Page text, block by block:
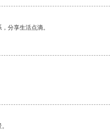
分享生活点滴。